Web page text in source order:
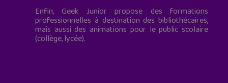
Enfin, Geek Junior propose des formations
professionnelles à destination des bibliothécaires,
mais aussi des animations pour le public scolaire
(collège, lycée).